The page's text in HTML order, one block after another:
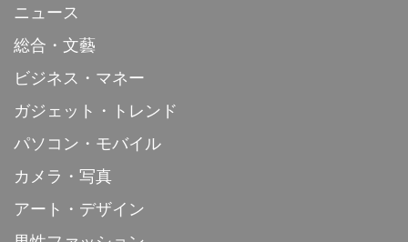
ニュース
総合・文藝
ビジネス・マネー
ガジェット・トレンド
パソコン・モバイル
カメラ・写真
アート・デザイン